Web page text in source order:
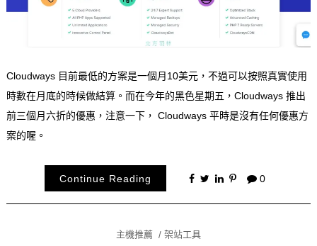
Cloudways 目前最低的方案是一個月10美元，不過可以按照真實使用
時數在月底的時候做結算。而在今年的黑色星期五，Cloudways 推出
前三個月六折的優惠，注意一下， Cloudways 平時是沒有任何優惠方
案的喔。
Continue Reading 0
主機推薦 架站工具